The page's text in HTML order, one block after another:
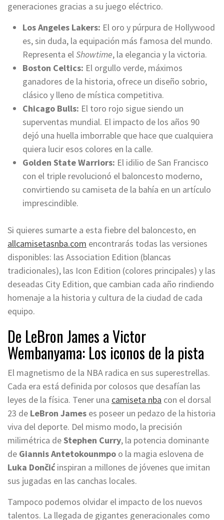
generaciones gracias a su juego eléctrico.
Los Angeles Lakers: El oro y púrpura de Hollywood
es, sin duda, la equipación más famosa del mundo.
Representa elShowtime, la elegancia y la victoria.
Boston Celtics: El orgullo verde, máximos
ganadores de la historia, ofrece un diseño sobrio,
clásico y lleno de mística competitiva.
Chicago Bulls: El toro rojo sigue siendo un
superventas mundial. El impacto de los años 90
dejó una huella imborrable que hace que cualquiera
quiera lucir esos colores en la calle.
Golden State Warriors: El idilio de San Francisco
con el triple revolucionó el baloncesto moderno,
convirtiendo su camiseta de la bahía en un artículo
imprescindible.
Si quieres sumarte a esta fiebre del baloncesto, en
allcamisetasnba.com encontrarás todas las versiones
disponibles: las Association Edition (blancas
tradicionales), las Icon Edition (colores principales) y las
deseadas City Edition, que cambian cada año rindiendo
homenaje a la historia y cultura de la ciudad de cada
equipo.
De LeBron James a Victor
Wembanyama: Los iconos de la pista
El magnetismo de la NBA radica en sus superestrellas.
Cada era está definida por colosos que desafían las
leyes de la física. Tener una camiseta nba con el dorsal
23 de LeBron James es poseer un pedazo de la historia
viva del deporte. Del mismo modo, la precisión
milimétrica deStephen Curry, la potencia dominante
de Giannis Antetokounmpo o la magia eslovena de
Luka Dončić inspiran a millones de jóvenes que imitan
sus jugadas en las canchas locales.
Tampoco podemos olvidar el impacto de los nuevos
talentos. La llegada de gigantes generacionales como